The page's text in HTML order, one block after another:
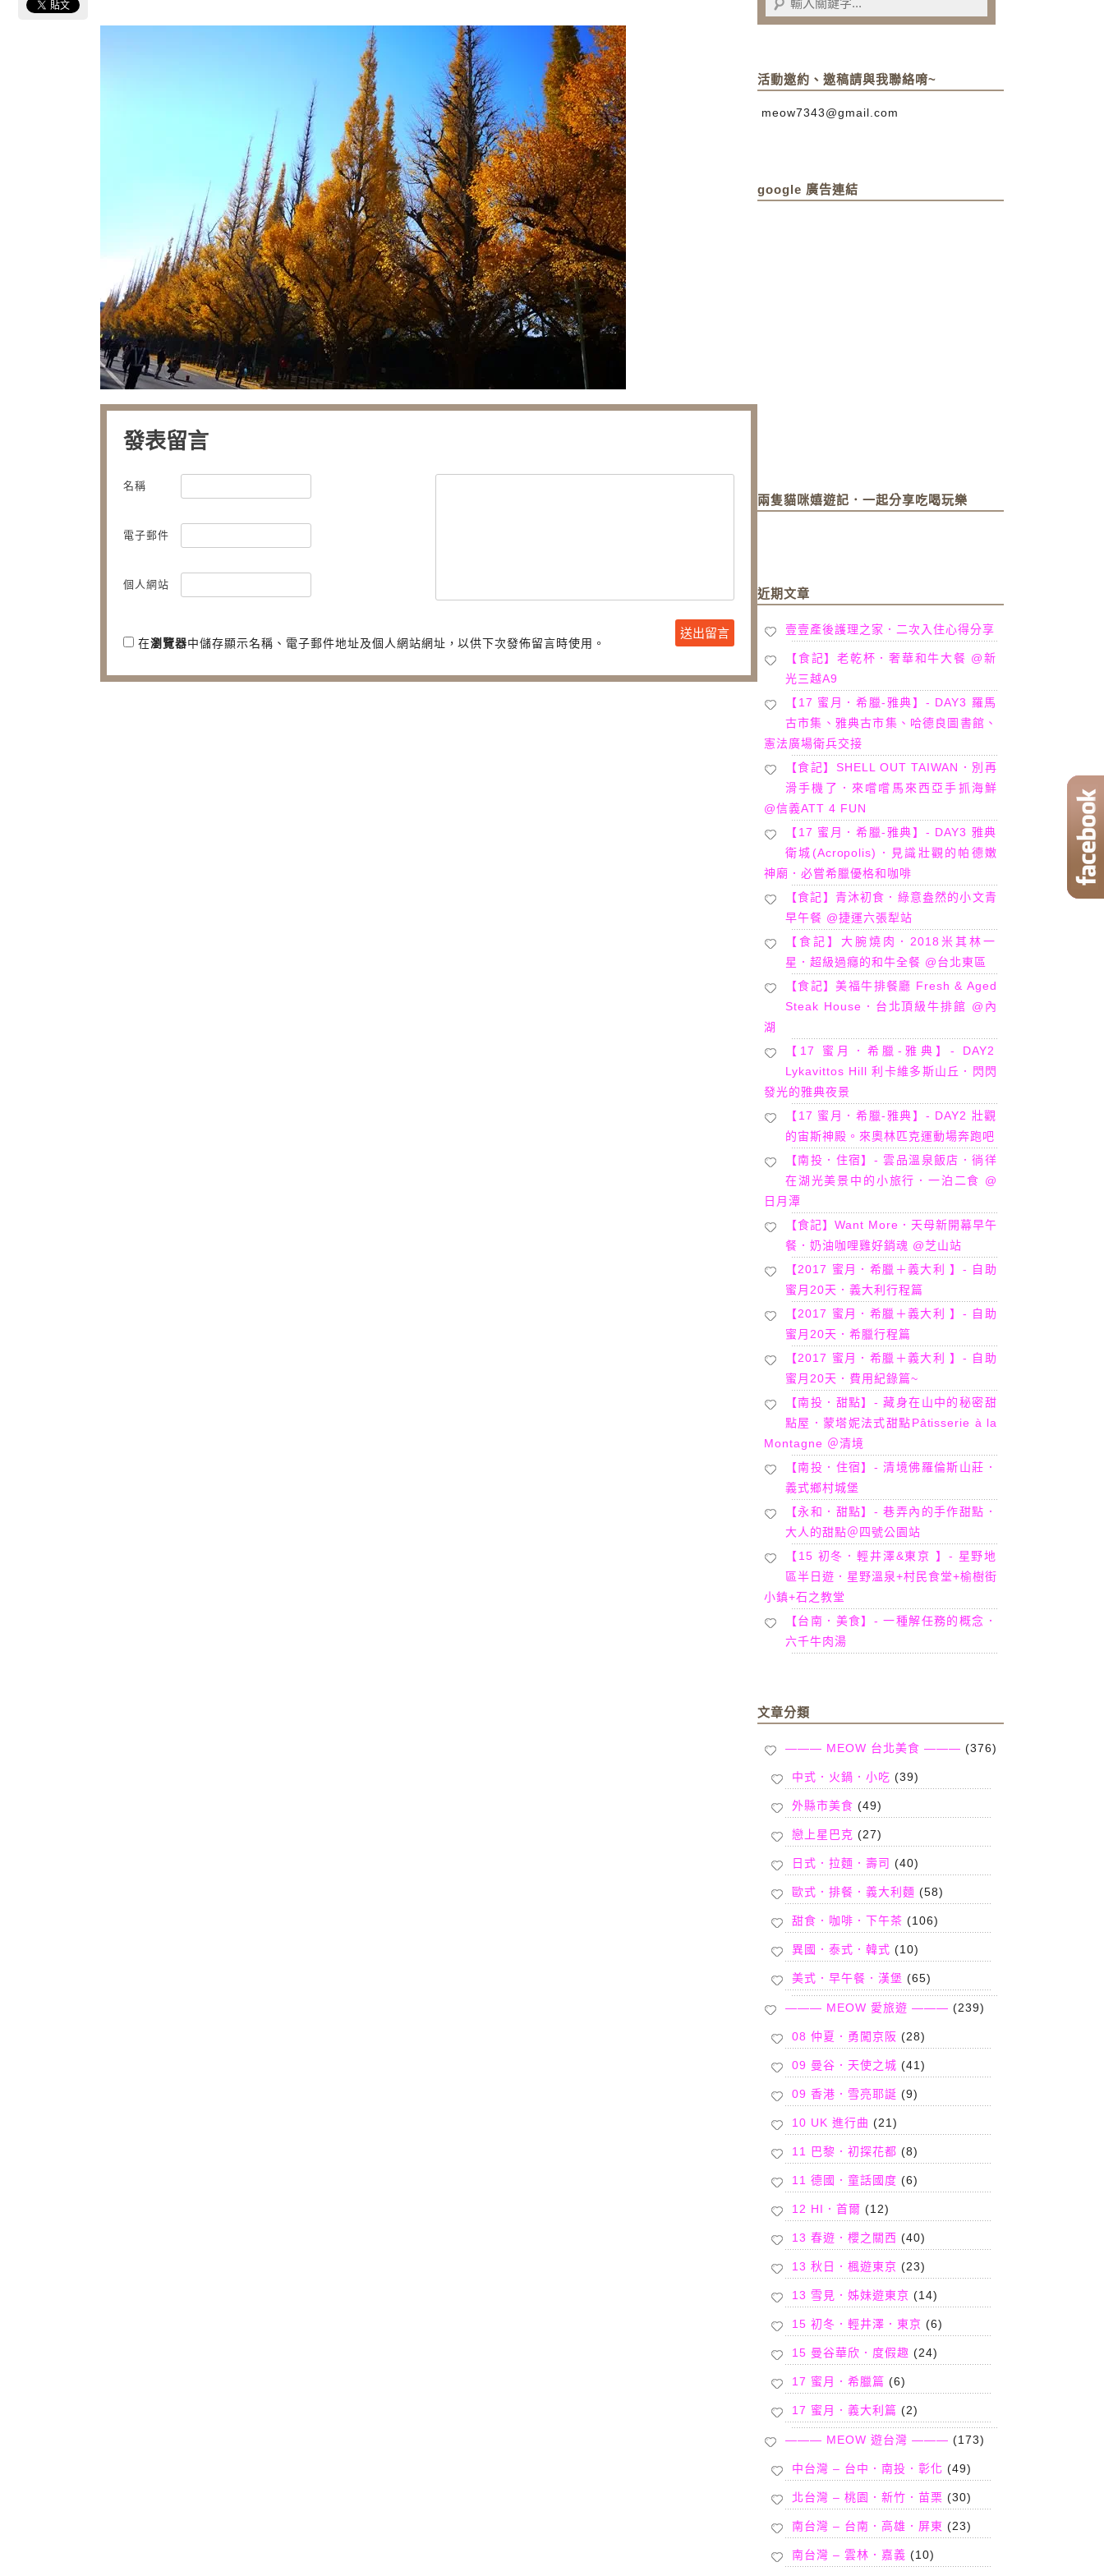
發表留言
名稱
電子郵件
個人網站
在瀏覽器中儲存顯示名稱、電子郵件地址及個人網站網址，以供下次發佈留言時使用。
活動邀約、邀稿請與我聯絡唷~
meow7343@gmail.com
google 廣告連結
兩隻貓咪嬉遊記．一起分享吃喝玩樂
近期文章
壹壹產後護理之家．二次入住心得分享
【食記】老乾杯．奢華和牛大餐 @新
光三越A9
【17 蜜月．希臘-雅典】- DAY3 羅馬
古市集、雅典古市集、哈德良圖書館、
憲法廣場衛兵交接
【食記】SHELL OUT TAIWAN．別再
滑手機了．來嚐嚐馬來西亞手抓海鮮
@信義ATT 4 FUN
【17 蜜月．希臘-雅典】- DAY3 雅典
衛城(Acropolis)．見識壯觀的帕德嫩
神廟．必嘗希臘優格和咖啡
【食記】青沐初食．綠意盎然的小文青
早午餐 @捷運六張犁站
【食記】大腕燒肉．2018米其林一
星．超級過癮的和牛全餐 @台北東區
【食記】美福牛排餐廳 Fresh & Aged
Steak House．台北頂級牛排館 @內
湖
【17 蜜月．希臘-雅典】- DAY2
Lykavittos Hill 利卡維多斯山丘．閃閃
發光的雅典夜景
【17 蜜月．希臘-雅典】- DAY2 壯觀
的宙斯神殿。來奧林匹克運動場奔跑吧
【南投．住宿】- 雲品溫泉飯店．徜徉
在湖光美景中的小旅行．一泊二食 @
日月潭
【食記】Want More．天母新開幕早午
餐．奶油咖哩雞好銷魂 @芝山站
【2017 蜜月．希臘＋義大利 】- 自助
蜜月20天．義大利行程篇
【2017 蜜月．希臘＋義大利 】- 自助
蜜月20天．希臘行程篇
【2017 蜜月．希臘＋義大利 】- 自助
蜜月20天．費用紀錄篇~
【南投．甜點】- 藏身在山中的秘密甜
點屋．蒙塔妮法式甜點Pâtisserie à la
Montagne ＠清境
【南投．住宿】- 清境佛羅倫斯山莊．
義式鄉村城堡
【永和．甜點】- 巷弄內的手作甜點．
大人的甜點＠四號公園站
【15 初冬．輕井澤&東京 】- 星野地
區半日遊．星野溫泉+村民食堂+榆樹街
小鎮+石之教堂
【台南．美食】- 一種解任務的概念．
六千牛肉湯
文章分類
——— MEOW 台北美食 ——— (376)
中式．火鍋．小吃 (39)
外縣市美食 (49)
戀上星巴克 (27)
日式．拉麵．壽司 (40)
歐式．排餐．義大利麵 (58)
甜食．咖啡．下午茶 (106)
異國．泰式．韓式 (10)
美式．早午餐．漢堡 (65)
——— MEOW 愛旅遊 ——— (239)
08 仲夏．勇闖京阪 (28)
09 曼谷．天使之城 (41)
09 香港．雪亮耶誕 (9)
10 UK 進行曲 (21)
11 巴黎．初探花都 (8)
11 德國．童話國度 (6)
12 HI．首爾 (12)
13 春遊．櫻之關西 (40)
13 秋日．楓遊東京 (23)
13 雪見．姊妹遊東京 (14)
15 初冬．輕井澤．東京 (6)
15 曼谷華欣．度假趣 (24)
17 蜜月．希臘篇 (6)
17 蜜月．義大利篇 (2)
——— MEOW 遊台灣 ——— (173)
中台灣 – 台中．南投．彰化 (49)
北台灣 – 桃園．新竹．苗栗 (30)
南台灣 – 台南．高雄．屏東 (23)
南台灣 – 雲林．嘉義 (10)